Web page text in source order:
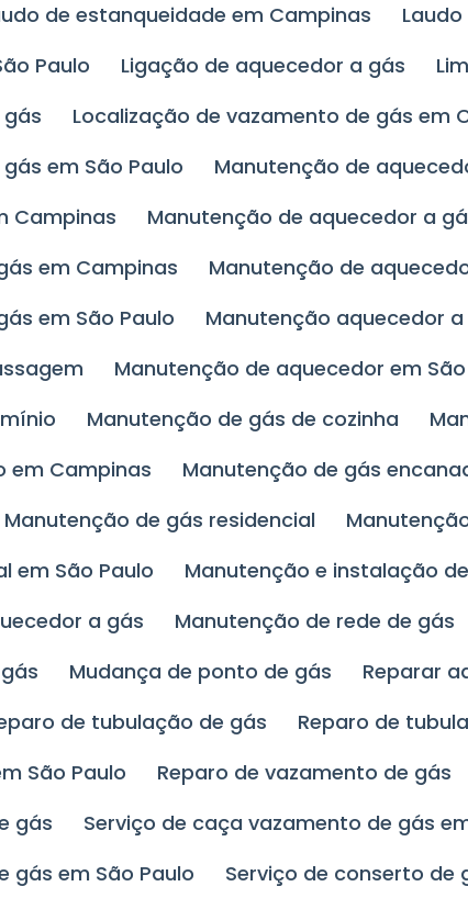
de estanqueidade em Campinas
Paulo
Ligação de aquecedor a gás
gás
Localização de vazamento de gás em
em São Paulo
Manutenção de
Campinas
Manutenção de aquecedor a
em Campinas
Manutenção de
em São Paulo
Manutenção aquecedor
Manutenção de aquecedor em
Manutenção de gás de cozinha
em Campinas
Manutenção de gás
Manutenção de gás residencial
em São Paulo
Manutenção e instalação
a gás
Manutenção de rede de gás
Mudança de ponto de gás Reparar
de tubulação de gás
Reparo de
São Paulo
Reparo de vazamento de gás
gás
Serviço de caça vazamento de gás
gás em São Paulo
Serviço de conserto de